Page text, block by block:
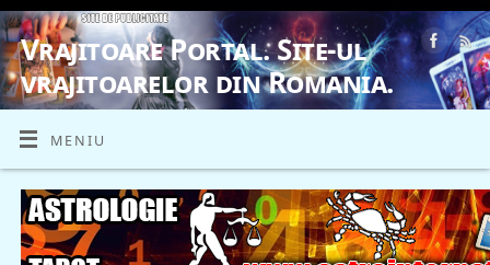
Vrajitoare Portal. Site-ul
vrajitoarelor din Romania.
VRAJITOARE, VRAJITOARELE, VRAJITOARE
MENIU